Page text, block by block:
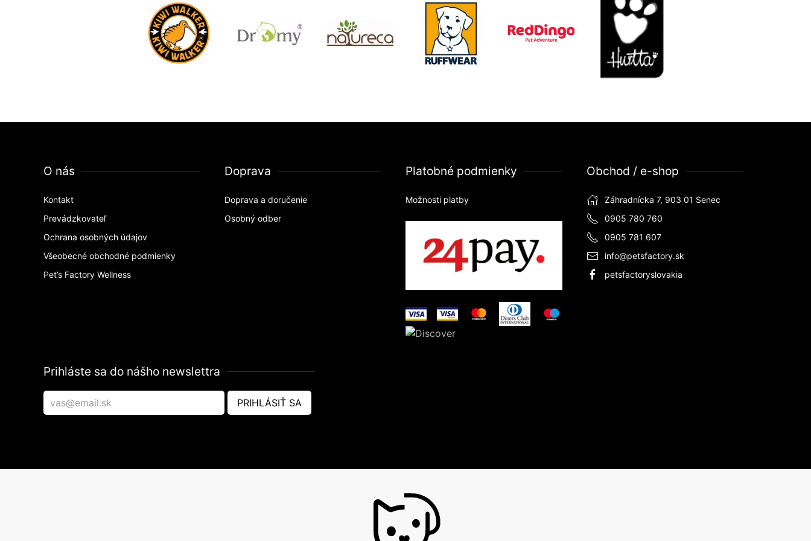
O nás
Kontakt
Prevádzkovateľ
Ochrana osobných údajov
Všeobecné obchodné podmienky
Pet’s Factory Wellness
Doprava
Doprava a doručenie
Osobný odber
Platobné podmienky
Možnosti platby
Obchod / e-shop
Záhradnícka 7, 903 01 Senec
0905 780 760
0905 781 607
info@petsfactory.sk
petsfactoryslovakia
Prihláste sa do nášho newslettra
PRIHLÁSIŤ SA